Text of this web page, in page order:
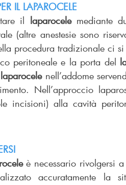
IL LAPAROCELE
il laparocele mediante
(altre anestesie sono
procedura tradizionale ci
peritoneale e la porta del
laparocele nell’addome
Nell’approccio
incisioni) alla cavità
è necessario rivolgersi
accuratamente la